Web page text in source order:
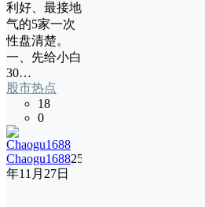
利好、最接地
气的5家一次
性盘清楚。
一、先给小白
30…
股市热点
18
0
Chaogu168825
年11月27日